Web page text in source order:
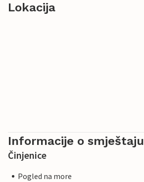
Lokacija
Informacije o smještaju
Činjenice
Pogled na more